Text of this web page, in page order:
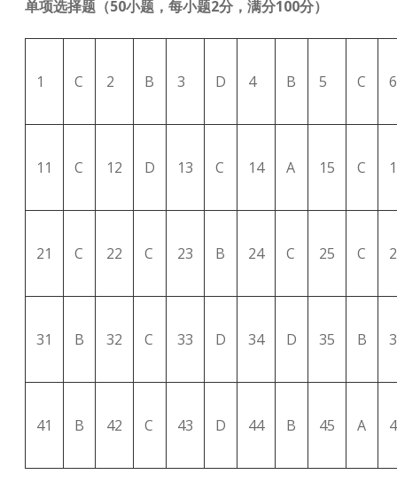
单项选择题（50小题，每小题2分，满分100分）
1 C 2 B 3 D 4 B 5 C 6
11 C 12 D 13 C 14 A 15 C
21 C 22 C 23 B 24 C 25 C
31 B 32 C 33 D 34 D 35 B
41 B 42 C 43 D 44 B 45 A